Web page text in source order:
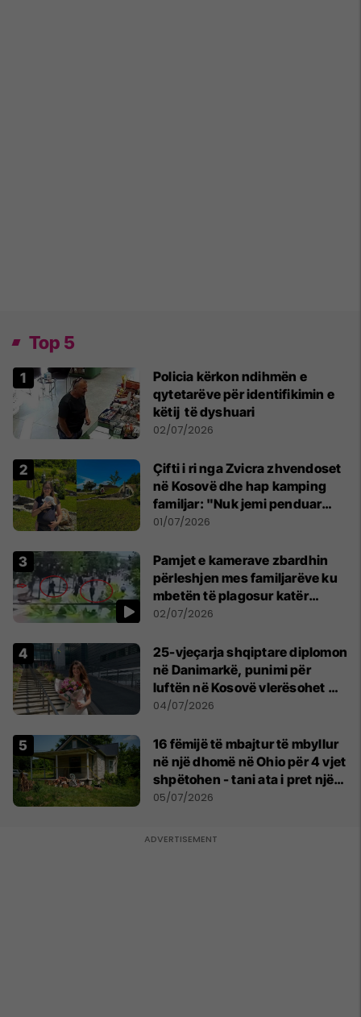
Top 5
Policia kërkon ndihmën e
qytetarëve për identifikimin e
këtij të dyshuari
02/07/2026
Çifti i ri nga Zvicra zhvendoset
në Kosovë dhe hap kamping
familjar: "Nuk jemi penduar
asnjë ditë"
01/07/2026
Pamjet e kamerave zbardhin
përleshjen mes familjarëve ku
mbetën të plagosur katër
persona
02/07/2026
25-vjeçarja shqiptare diplomon
në Danimarkë, punimi për
luftën në Kosovë vlerësohet me
notën më të lartë
04/07/2026
16 fëmijë të mbajtur të mbyllur
në një dhomë në Ohio për 4 vjet
shpëtohen - tani ata i pret një
sfidë e madhe
05/07/2026